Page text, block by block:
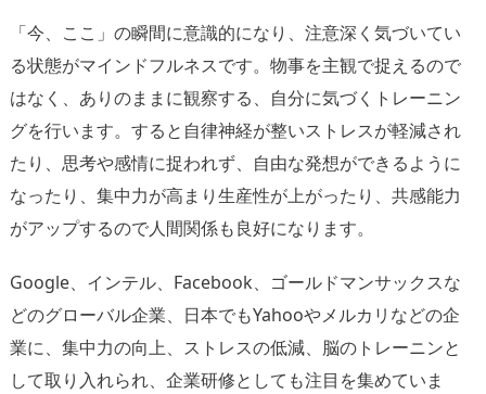
「今、ここ」の瞬間に意識的になり、注意深く気づいてい
る状態がマインドフルネスです。物事を主観で捉えるので
はなく、ありのままに観察する、自分に気づくトレーニン
グを行います。すると自律神経が整いストレスが軽減され
たり、思考や感情に捉われず、自由な発想ができるように
なったり、集中力が高まり生産性が上がったり、共感能力
がアップするので人間関係も良好になります。
Google、インテル、Facebook、ゴールドマンサックスな
どのグローバル企業、日本でもYahooやメルカリなどの企
業に、集中力の向上、ストレスの低減、脳のトレーニンと
して取り入れられ、企業研修としても注目を集めていま